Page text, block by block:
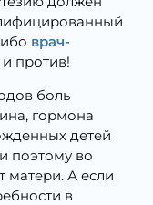
врач-
против!
боль
гормона
детей
поэтому во
матери. А если
в